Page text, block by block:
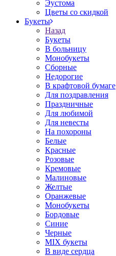
Эустома
Цветы со скидкой
Букеты
Назад
Букеты
В больницу
Монобукеты
Сборные
Недорогие
В крафтовой бумаге
Для поздравления
Праздничные
Для любимой
Для невесты
На похороны
Белые
Красные
Розовые
Кремовые
Малиновые
Желтые
Оранжевые
Монобукеты
Бордовые
Синие
Черные
MIX букеты
В виде сердца